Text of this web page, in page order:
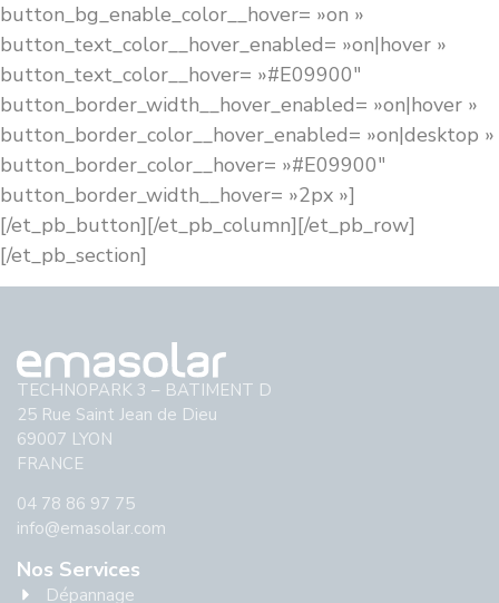
button_bg_enable_color__hover= »on »
button_text_color__hover_enabled= »on|hover »
button_text_color__hover= »#E09900″
button_border_width__hover_enabled= »on|hover »
button_border_color__hover_enabled= »on|desktop »
button_border_color__hover= »#E09900″
button_border_width__hover= »2px »]
[/et_pb_button][/et_pb_column][/et_pb_row]
[/et_pb_section]
TECHNOPARK 3 – BATIMENT D
25 Rue Saint Jean de Dieu
69007 LYON
FRANCE
04 78 86 97 75
info@emasolar.com
Nos Services
Dépannage